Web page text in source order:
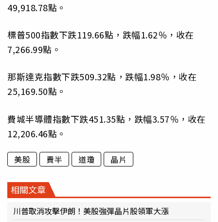
49,918.78點。
標普500指數下跌119.66點，跌幅1.62％，收在
7,266.99點。
那斯達克指數下跌509.32點，跌幅1.98％，收在
25,169.50點。
費城半導體指數下跌451.35點，跌幅3.57％，收在
12,206.46點。
美股 費半 道瓊 晶片
相關文章
川普取消攻擊伊朗！美股強彈晶片股領軍大漲